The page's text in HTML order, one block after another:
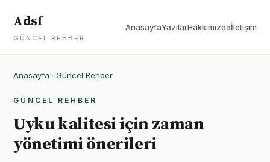
Adsf
GÜNCEL REHBER
AnasayfaYazılarHakkımızdaİletişim
Anasayfa · Güncel Rehber
GÜNCEL REHBER
Uyku kalitesi için zaman
yönetimi önerileri